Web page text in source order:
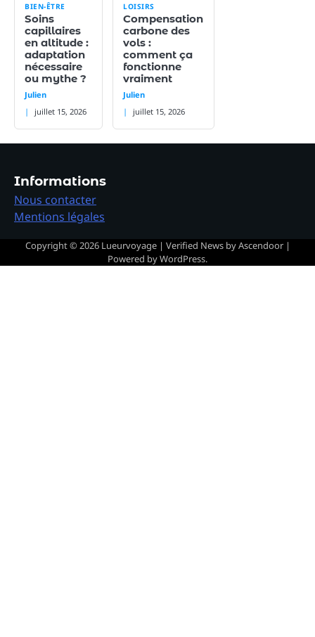
BIEN-ÊTRE
Soins
capillaires
en altitude :
adaptation
nécessaire
ou mythe ?
Julien
juillet 15, 2026
LOISIRS
Compensation
carbone des
vols :
comment ça
fonctionne
vraiment
Julien
juillet 15, 2026
Informations
Nous contacter
Mentions légales
Copyright © 2026 Lueurvoyage| Verified News byAscendoor|
Powered byWordPress.